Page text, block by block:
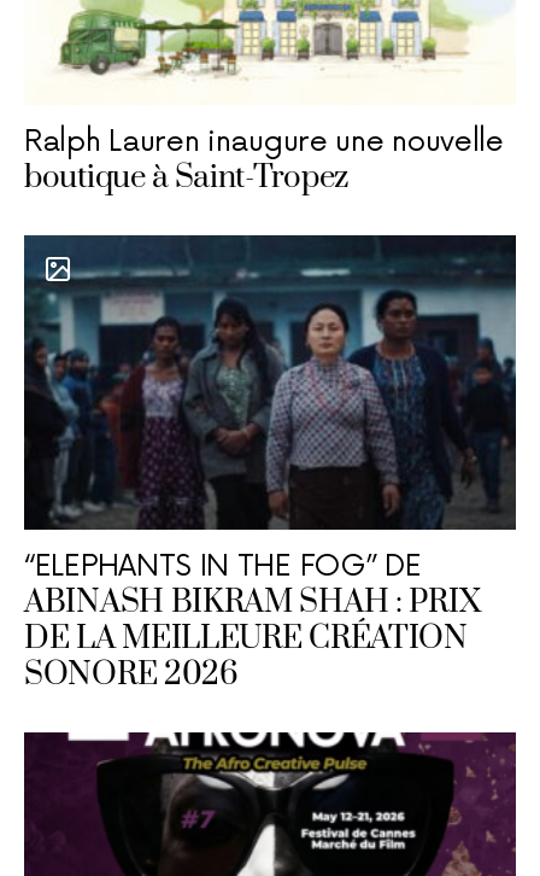
Ralph Lauren inaugure une nouvelle
boutique à Saint-Tropez
“ELEPHANTS IN THE FOG” DE
ABINASH BIKRAM SHAH : PRIX
DE LA MEILLEURE CRÉATION
SONORE 2026